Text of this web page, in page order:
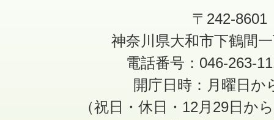
〒242-8601
神奈川県大和市下鶴間
電話番号：046-263-
開庁日時：月曜日か
（祝日・休日・12月29日か